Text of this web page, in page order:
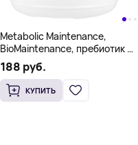
Metabolic Maintenance,
BioMaintenance, пребиотик +
клетчатка, 13,3 унции (378 г)
188 руб.
КУПИТЬ